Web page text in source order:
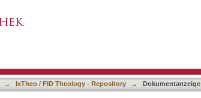
→ IxTheo / FID Theology - Repository → Dokumentanzeige